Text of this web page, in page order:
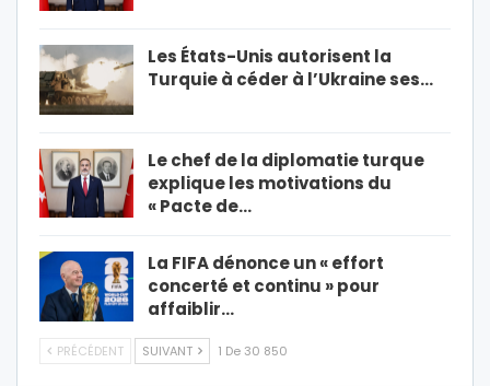
Les États-Unis autorisent la
Turquie à céder à l’Ukraine ses…
Le chef de la diplomatie turque
explique les motivations du
« Pacte de…
La FIFA dénonce un « effort
concerté et continu » pour
affaiblir…
PRÉCÉDENT SUIVANT 1 De 30 850